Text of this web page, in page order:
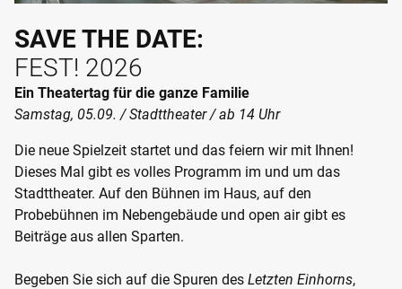
SAVE THE DATE:
FEST! 2026
Ein Theatertag für die ganze Familie
Samstag, 05.09. / Stadttheater / ab 14 Uhr
Die neue Spielzeit startet und das feiern wir mit Ihnen!
Dieses Mal gibt es volles Programm im und um das
Stadttheater. Auf den Bühnen im Haus, auf den
Probebühnen im Nebengebäude und open air gibt es
Beiträge aus allen Sparten.
Begeben Sie sich auf die Spuren des Letzten Einhorns,